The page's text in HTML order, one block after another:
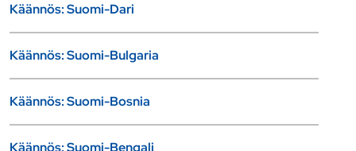
Käännös: Suomi-Dari
Käännös: Suomi-Bulgaria
Käännös: Suomi-Bosnia
Käännös: Suomi-Bengali